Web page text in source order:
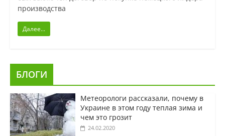
производства
Далее...
БЛОГИ
Метеорологи рассказали, почему в
Украине в этом году теплая зима и
чем это грозит
24.02.2020